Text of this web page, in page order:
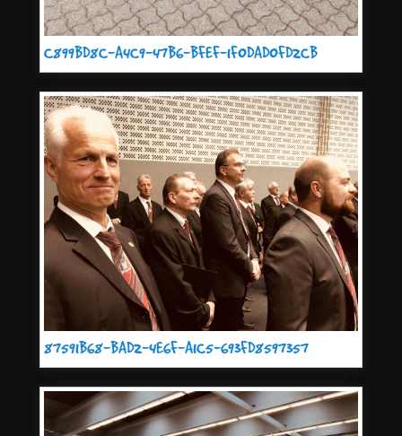
C899BD8C-A4C9-47B6-BFEF-1F0DAD0FD2CB
87591B68-BAD2-4E6F-A1C5-693FD8597357